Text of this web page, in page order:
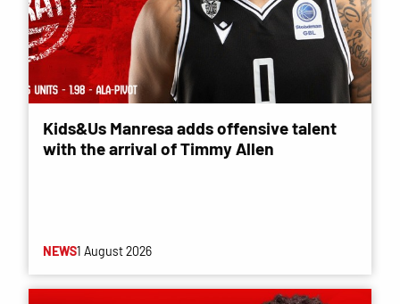
Kids&Us Manresa adds offensive talent
with the arrival of Timmy Allen
NEWS1 August 2026